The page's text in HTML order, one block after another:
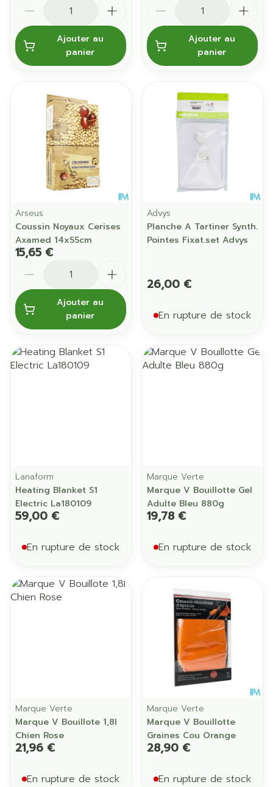
Ajouter au
panier
Ajouter au
panier
Arseus
Coussin Noyaux Cerises
Axamed 14x55cm
15,65 €
Ajouter au
panier
Advys
Planche A Tartiner Synth.
Pointes Fixat.set Advys
26,00 €
En rupture de stock
Lanaform
Heating Blanket S1
Electric La180109
59,00 €
En rupture de stock
Marque Verte
Marque V Bouillotte Gel
Adulte Bleu 880g
19,78 €
En rupture de stock
Marque Verte
Marque V Bouillote 1,8l
Chien Rose
21,96 €
En rupture de stock
Marque Verte
Marque V Bouillotte
Graines Cou Orange
28,90 €
En rupture de stock